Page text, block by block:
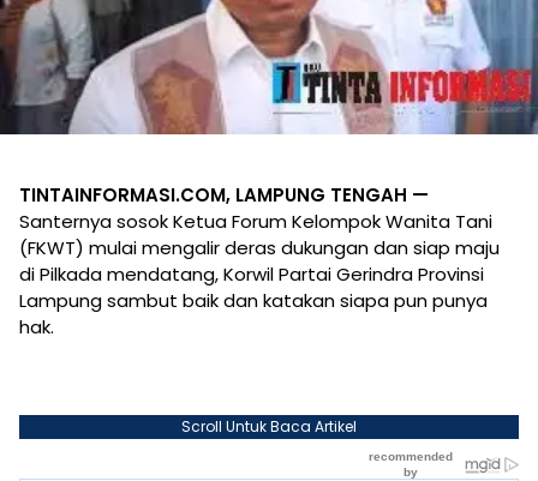
TINTAINFORMASI.COM, LAMPUNG TENGAH —
Santernya sosok Ketua Forum Kelompok Wanita Tani
(FKWT) mulai mengalir deras dukungan dan siap maju
di Pilkada mendatang, Korwil Partai Gerindra Provinsi
Lampung sambut baik dan katakan siapa pun punya
hak.
Scroll Untuk Baca Artikel